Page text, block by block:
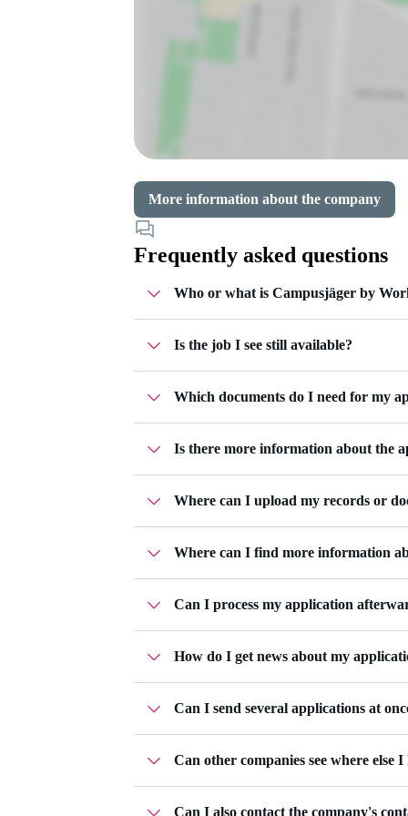
More information about the company
Frequently asked questions
Who or what is Campusjäger by
Campusjäger is part of Workwise - a
accompany you through the entire
applications in yourWorkwise profile.
Is the job I see still available?
Which documents do I need for my
That depends entirely on the job you
Is there more information about the
Du wirst innerhalb von 24- 48
Wir machen ein
Wenn du dir das wünscht, laden
Where can I upload my records or
You can upload your application
Where can I find more information
You can find more information in the
Can I process my application
Yes, this is possible. In yourapplication
no longer possible. However, you can
How do I get news about my
In yourapplication overviewat
important status changes.
Can I send several applications at
The number of your applications is not
Can other companies see where else
Can I also contact the company's